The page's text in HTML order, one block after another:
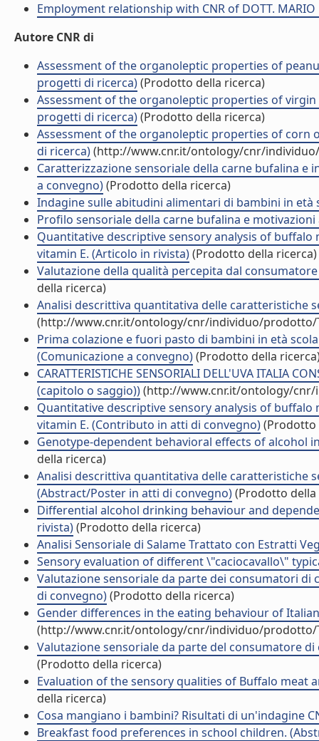
Employment relationship with CNR of DOTT. MARIO
Autore CNR di
Assessment of the organoleptic properties of
progetti di ricerca)(Prodotto della ricerca)
Assessment of the organoleptic properties of
progetti di ricerca)(Prodotto della ricerca)
Assessment of the organoleptic properties of corn
di ricerca)(http://www.cnr.it/ontology/cnr/
Caratterizzazione sensoriale della carne bufalina
a convegno)(Prodotto della ricerca)
Indagine sulle abitudini alimentari di bambini in età
Profilo sensoriale della carne bufalina e
Quantitative descriptive sensory analysis of
vitamin E. (Articolo in rivista)(Prodotto della ricerca)
Valutazione della qualità percepita dal
della ricerca)
Analisi descrittiva quantitativa delle caratteristiche
(http://www.cnr.it/ontology/cnr/individuo/prodotto/
Prima colazione e fuori pasto di bambini in età
(Comunicazione a convegno)(Prodotto della
CARATTERISTICHE SENSORIALI DELL'UVA ITALIA
(capitolo o saggio))(http://www.cnr.it/ontology/
Quantitative descriptive sensory analysis of
vitamin E. (Contributo in atti di convegno)(Prodotto
Genotype-dependent behavioral effects of alcohol
della ricerca)
Analisi descrittiva quantitativa delle caratteristiche
(Abstract/Poster in atti di convegno)(Prodotto della
Differential alcohol drinking behaviour and
rivista)(Prodotto della ricerca)
Analisi Sensoriale di Salame Trattato con Estratti
Sensory evaluation of different \"caciocavallo\"
Valutazione sensoriale da parte dei consumatori
di convegno)(Prodotto della ricerca)
Gender differences in the eating behaviour of
(http://www.cnr.it/ontology/cnr/individuo/prodotto/
Valutazione sensoriale da parte del consumatore
(Prodotto della ricerca)
Evaluation of the sensory qualities of Buffalo
della ricerca)
Cosa mangiano i bambini? Risultati di un'indagine
Breakfast food preferences in school children.